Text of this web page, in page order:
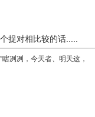
捉对相比较的话.....
冽冽，今天者、明天这，